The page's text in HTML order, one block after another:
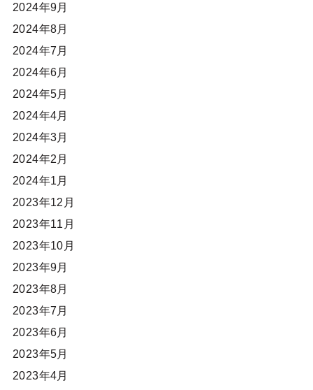
2024年9月
2024年8月
2024年7月
2024年6月
2024年5月
2024年4月
2024年3月
2024年2月
2024年1月
2023年12月
2023年11月
2023年10月
2023年9月
2023年8月
2023年7月
2023年6月
2023年5月
2023年4月